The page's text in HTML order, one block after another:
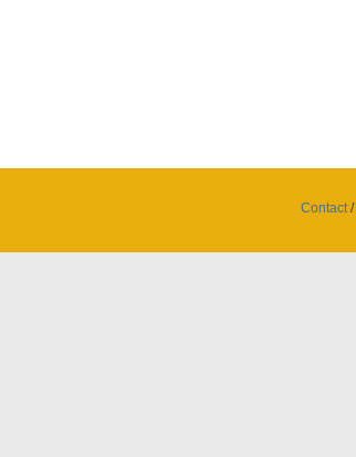
Contact/